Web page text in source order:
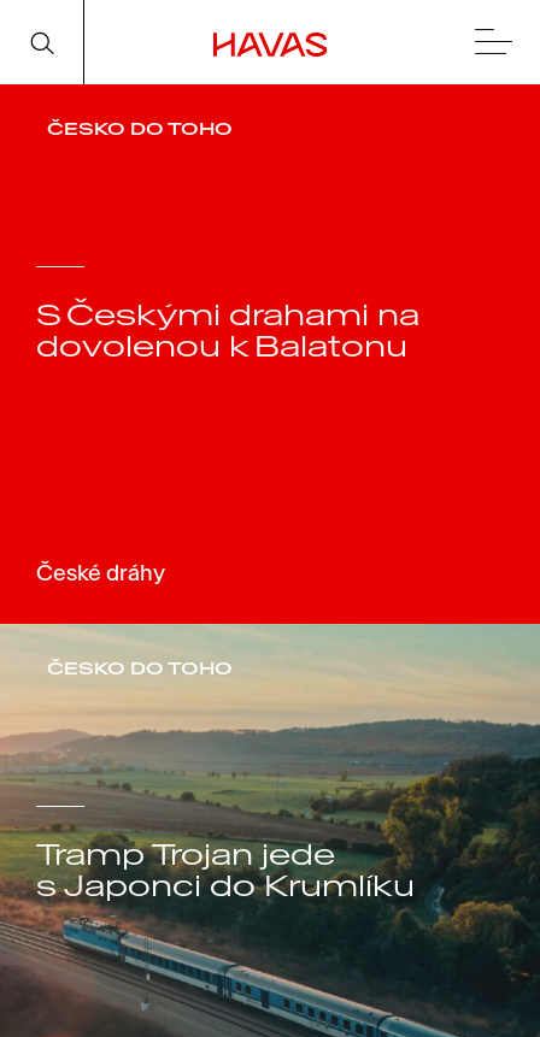
ČESKO DO TOHO
S Českými drahami na
dovolenou k Balatonu
České dráhy
ČESKO DO TOHO
Tramp Trojan jede
s Japonci do Krumlíku